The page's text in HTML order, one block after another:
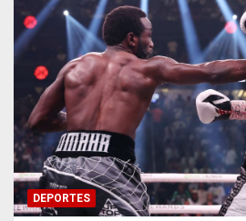
DEPORTES